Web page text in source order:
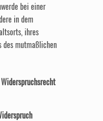
bei einer
in dem
ihres
des mutmaßlichen